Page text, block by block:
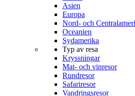
Asien
Europa
Nord- och
Oceanien
Sydamerika
Typ av resa
Kryssningar
Mat- och vinresor
Rundresor
Safariresor
Vandringsresor